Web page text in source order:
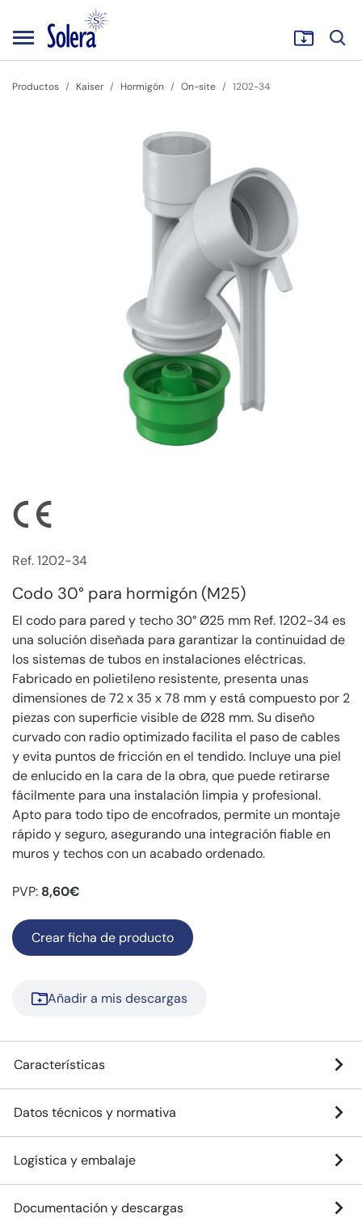
Productos Kaiser Hormigón On-site 1202-34
Ref. 1202-34
Codo 30° para hormigón (M25)
El codo para pared y techo 30° Ø25 mm Ref. 1202-34 es
una solución diseñada para garantizar la continuidad de
los sistemas de tubos en instalaciones eléctricas.
Fabricado en polietileno resistente, presenta unas
dimensiones de 72 x 35 x 78 mm y está compuesto por 2
piezas con superficie visible de Ø28 mm. Su diseño
curvado con radio optimizado facilita el paso de cables
y evita puntos de fricción en el tendido. Incluye una piel
de enlucido en la cara de la obra, que puede retirarse
fácilmente para una instalación limpia y profesional.
Apto para todo tipo de encofrados, permite un montaje
rápido y seguro, asegurando una integración fiable en
muros y techos con un acabado ordenado.
PVP: 8,60€
Crear ficha de producto
Añadir a mis descargas
Características
Datos técnicos y normativa
Logística y embalaje
Documentación y descargas